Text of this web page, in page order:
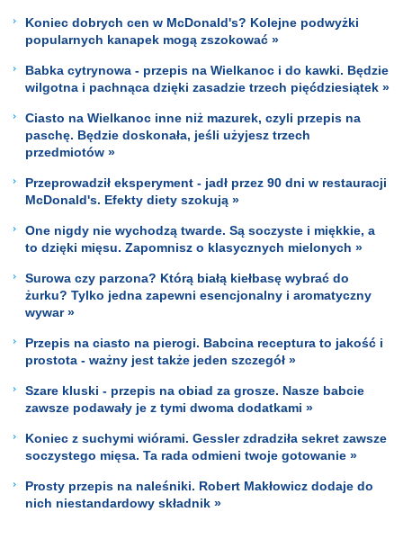
Koniec dobrych cen w McDonald's? Kolejne podwyżki
popularnych kanapek mogą zszokować »
Babka cytrynowa - przepis na Wielkanoc i do kawki. Będzie
wilgotna i pachnąca dzięki zasadzie trzech pięćdziesiątek »
Ciasto na Wielkanoc inne niż mazurek, czyli przepis na
paschę. Będzie doskonała, jeśli użyjesz trzech
przedmiotów »
Przeprowadził eksperyment - jadł przez 90 dni w restauracji
McDonald's. Efekty diety szokują »
One nigdy nie wychodzą twarde. Są soczyste i miękkie, a
to dzięki mięsu. Zapomnisz o klasycznych mielonych »
Surowa czy parzona? Którą białą kiełbasę wybrać do
żurku? Tylko jedna zapewni esencjonalny i aromatyczny
wywar »
Przepis na ciasto na pierogi. Babcina receptura to jakość i
prostota - ważny jest także jeden szczegół »
Szare kluski - przepis na obiad za grosze. Nasze babcie
zawsze podawały je z tymi dwoma dodatkami »
Koniec z suchymi wiórami. Gessler zdradziła sekret zawsze
soczystego mięsa. Ta rada odmieni twoje gotowanie »
Prosty przepis na naleśniki. Robert Makłowicz dodaje do
nich niestandardowy składnik »